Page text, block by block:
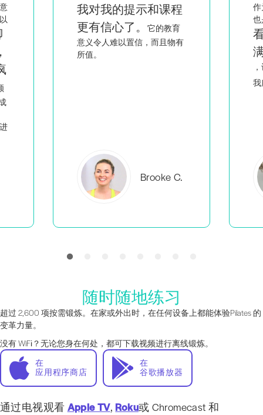
作为一对双胞胎的母亲，同时
也是一名黑人和同性恋女性，
看到像我一样的人充
满智慧和激情地讲课
Everlea B.
随时随地练习
超过 2,600 项按需锻炼。在家或外出时，在任何设备上都能体验Pilates 的
变革力量。
没有 WiFi？无论您身在何处，都可下载视频进行离线锻炼。
在
应用程序商店
在
谷歌播放器
通过电视观看 Apple TV, Roku或 Chromecast 和